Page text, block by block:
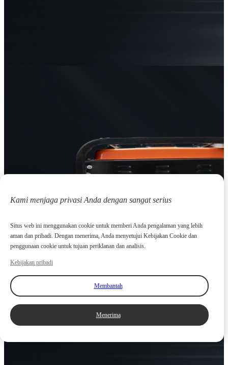
Kami menjaga privasi Anda dengan sangat serius
Situs web ini menggunakan cookie untuk memberi Anda pengalaman yang lebih
aman dan pribadi. Dengan menerima, Anda menyetujui Kebijakan Cookie dan
penggunaan cookie untuk tujuan periklanan dan analisis.
Kebijakan pribadi
Membantah
Menerima